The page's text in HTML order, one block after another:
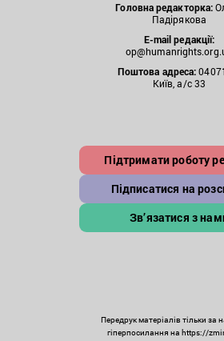
Головна редакторка:
Падірякова
E-mail редакції:
Поштова адреса:
Київ, а/с 33
Підтримати роботу
Підписатися на
Зв’язатися з
Передрук матеріалів тільки за
гіперпосилання на https://